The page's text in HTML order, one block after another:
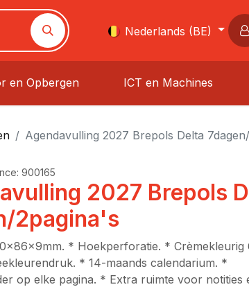
Nederlands (BE)
en Opbergen ICT en Machines
Agendavulling 2027 Brepols Delta
900165
2027 Brepols
2pagina's
* Hoekperforatie. * Crèmekleurig
* 14-maands calendarium. *
op elke pagina. * Extra ruimte voor notities